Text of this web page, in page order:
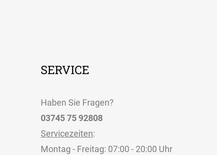
SERVICE
Haben Sie Fragen?
03745 75 92808
Servicezeiten:
Montag - Freitag: 07:00 - 20:00 Uhr